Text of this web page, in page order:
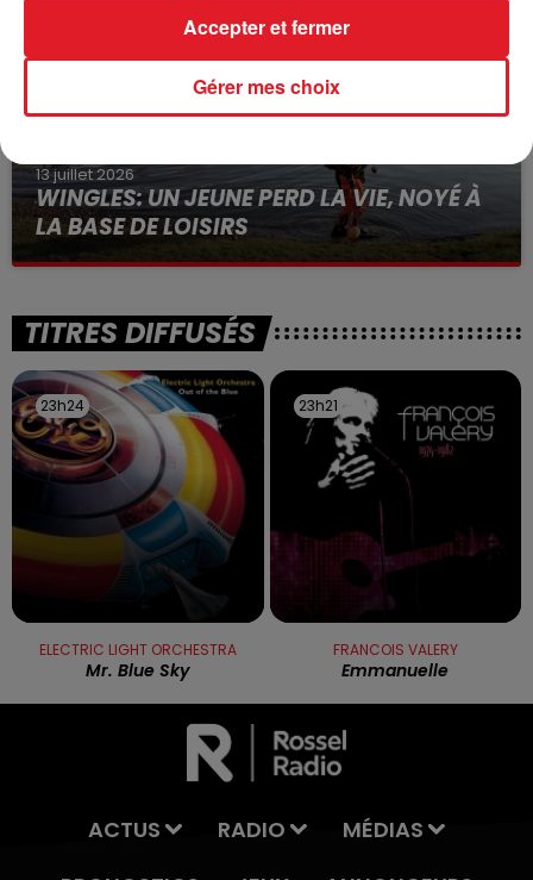
13 juillet 2026
WINGLES: UN JEUNE PERD LA VIE, NOYÉ À
LA BASE DE LOISIRS
La victime a coulé à pic
TITRES DIFFUSÉS
23h24
23h24
ELECTRIC LIGHT ORCHESTRA
Mr. Blue Sky
23h21
23h21
FRANCOIS VALERY
Emmanuelle
ACTUS RADIO
MÉDIAS
Gérer mes choix
Accepter et fermer